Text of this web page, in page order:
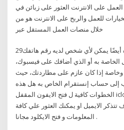
عن العمل على الانترنت العثور على زبائن في
للعمل والربح على الانترنت هو من
خلال منصات العمل المستقل عبر
29‏‏/6‏‏/1439 بعد الهجرة بدوره أيضًا يمكن لأي شخص لديه رقم هاتفك
به أو الذي أضافك على فيسبوك،
وخاصة إذا كان عازم على مطاردتك، حيث
إلى حساب إنستقرام الخاص به هل هذه
الخطوات كافية ل فتح الايفون المقفل icloud ؟ بالتأكيد قد تساعدك
الايميل او يمكنك العثور علي كافة
المعلومات و فتح الايكلود مجانا .